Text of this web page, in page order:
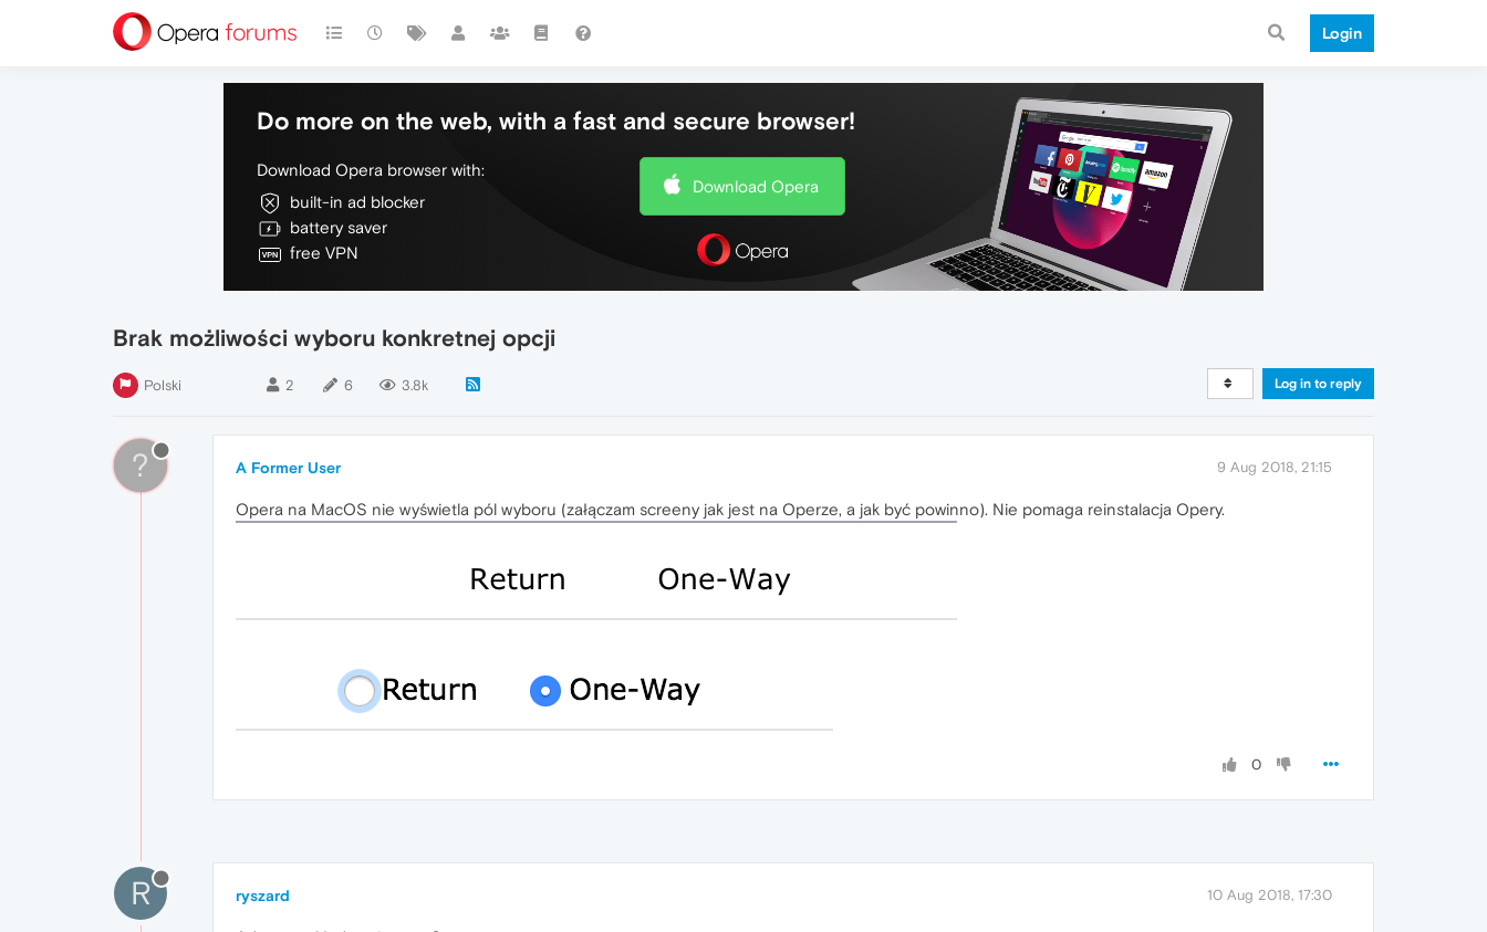
Login
Do more on the web, with a fast and secure browser!
Download Opera browser with:
built-in ad blocker
battery saver
free VPN
Download Opera
Brak możliwości wyboru konkretnej opcji
Polski 2 6 3.8k Log in to reply
? A Former User 9 Aug 2018, 21:15
Opera na MacOS nie wyświetla pól wyboru (załączam screeny jak jest na Operze, a jak być powinno). Nie pomaga reinstalacja Opery.
0
R ryszard 10 Aug 2018, 17:30